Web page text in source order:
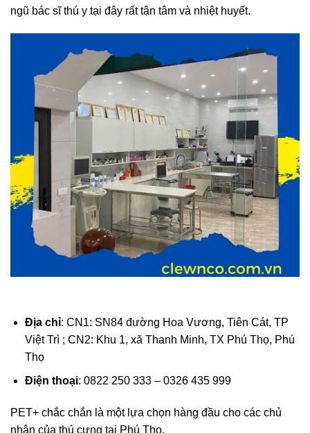
ngũ bác sĩ thú y tại đây rất tận tâm và nhiệt huyết.
Địa chỉ: CN1: SN84 đường Hoa Vương, Tiên Cát, TP
Việt Trì ; CN2: Khu 1, xã Thanh Minh, TX Phú Thọ, Phú
Thọ
Điện thoại: 0822 250 333 – 0326 435 999
PET+ chắc chắn là một lựa chọn hàng đầu cho các chủ
nhân của thú cưng tại Phú Thọ.